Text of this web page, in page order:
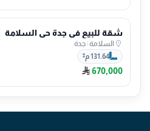
شقة للبيع في جدة حي السلامة
السلامة| جدة
131.64 م²
670,000